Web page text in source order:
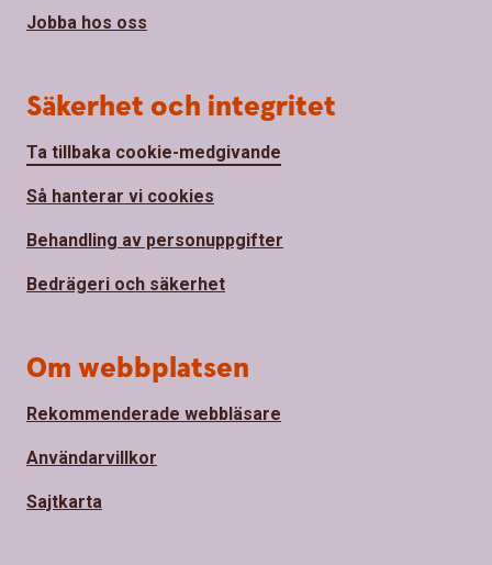
Jobba hos oss
Säkerhet och integritet
Ta tillbaka cookie-medgivande
Så hanterar vi cookies
Behandling av personuppgifter
Bedrägeri och säkerhet
Om webbplatsen
Rekommenderade webbläsare
Användarvillkor
Sajtkarta